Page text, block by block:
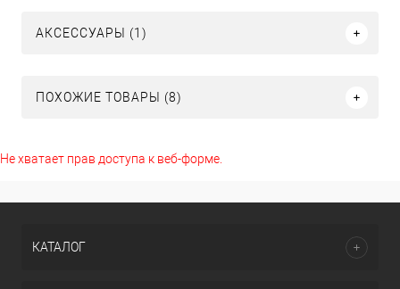
АКСЕССУАРЫ (1)
ПОХОЖИЕ ТОВАРЫ (8)
Не хватает прав доступа к веб-форме.
КАТАЛОГ